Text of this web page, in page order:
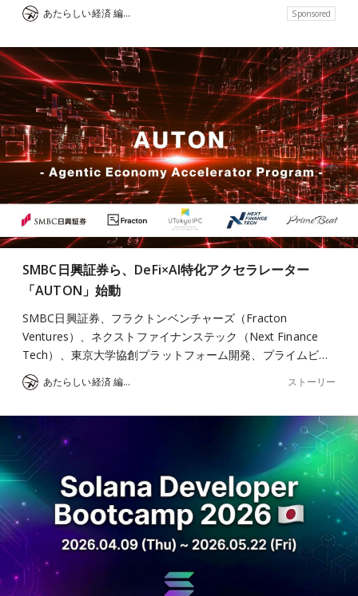
あたらしい経済 編集部 Sponsored
SMBC日興証券ら、DeFi×AI特化アクセラレーター
「AUTON」始動
SMBC日興証券、フラクトンベンチャーズ（Fracton
Ventures）、ネクストファイナンステック（Next Finance
Tech）、東京大学協創プラットフォーム開発、プライムビ…
あたらしい経済 編集部 ストーリー